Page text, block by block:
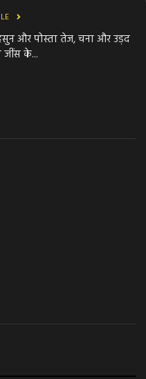
और पोस्ता तेज, चना और उड़द
के...